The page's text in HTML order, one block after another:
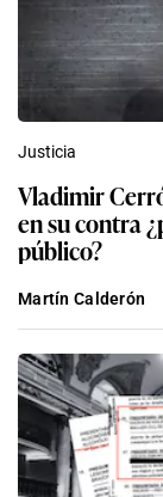
Justicia
Vladimir
en su contra
público?
Martín Calderón